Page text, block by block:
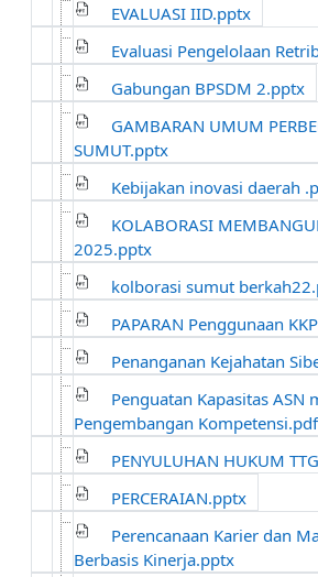
EVALUASI IID.pptx
Evaluasi Pengelolaan
Gabungan BPSDM 2.pptx
GAMBARAN UMUM
SUMUT.pptx
Kebijakan inovasi daerah
KOLABORASI
2025.pptx
kolborasi sumut
PAPARAN Penggunaan
Penanganan Kejahatan
Penguatan Kapasitas ASN
Pengembangan
PENYULUHAN HUKUM
PERCERAIAN.pptx
Perencanaan Karier dan
Berbasis Kinerja.pptx